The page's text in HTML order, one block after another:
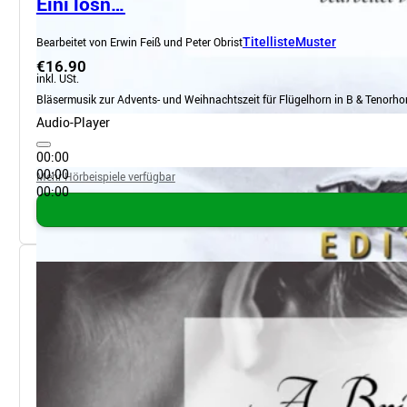
Bearbeitet von Erwin Feiß und Peter ObristTitellisteMuster
€16.90
inkl. USt.
Bläsermusik zur Advents- und Weihnachtszeit für Flügelhorn in B &
Audio-Player
00:00
00:00
00:00
Mehr Hörbeispiele verfügbar